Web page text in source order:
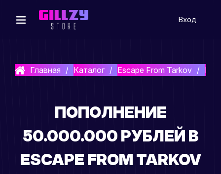
Вход
Главная Каталог Escape From Tarkov
ПОПОЛНЕНИЕ
50.000.000 РУБЛЕЙ В
ESCAPE FROM TARKOV